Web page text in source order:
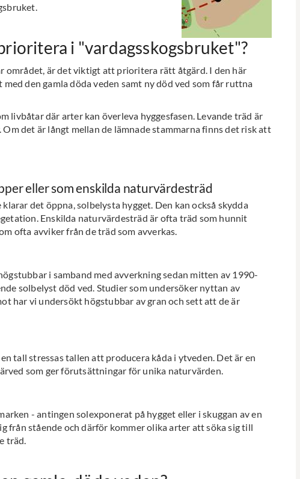
i "vardagsskogsbruket"?
området, är det viktigt att prioritera rätt åtgärd. I den här
den gamla döda veden samt ny död ved som får ruttna
livbåtar där arter kan överleva hyggesfasen. Levande träd är
det är långt mellan de lämnade stammarna finns det risk att
eller som enskilda naturvärdesträd
det öppna, solbelysta hygget. Den kan också skydda
Enskilda naturvärdesträd är ofta träd som hunnit
ofta avviker från de träd som avverkas.
i samband med avverkning sedan mitten av 1990-
solbelyst död ved. Studier som undersöker nyttan av
har vi undersökt högstubbar av gran och sett att de är
tall stressas tallen att producera kåda i ytveden. Det är en
som ger förutsättningar för unika naturvärden.
- antingen solexponerat på hygget eller i skuggan av en
från stående och därför kommer olika arter att söka sig till
träd.